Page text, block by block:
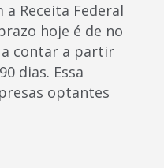
Receita Federal
hoje é de no
a contar a partir
dias. Essa
optantes